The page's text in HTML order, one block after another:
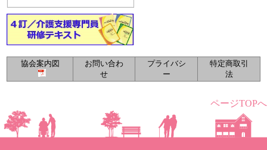
ページTOPへ
協会案内図
お問い合わ
せ
プライバシ
ー
特定商取引
法